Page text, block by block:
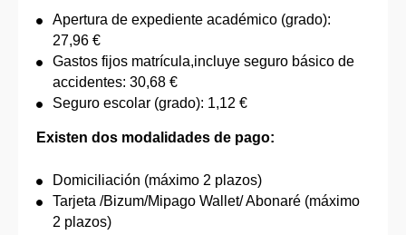
Apertura de expediente académico (grado):
27,96 €
Gastos fijos matrícula,incluye seguro básico de
accidentes: 30,68 €
Seguro escolar (grado): 1,12 €
Existen dos modalidades de pago:
Domiciliación (máximo 2 plazos)
Tarjeta /Bizum/Mipago Wallet/ Abonaré (máximo
2 plazos)